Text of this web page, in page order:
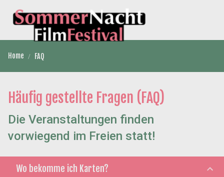
Home FAQ
Häufig gestellte Fragen (FAQ)
Die Veranstaltungen finden
vorwiegend im Freien statt!
Wo bekomme ich Karten?